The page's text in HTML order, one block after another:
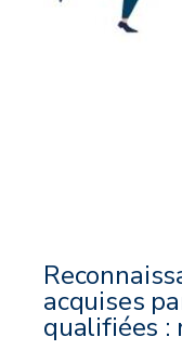
acquises
qualifiées :